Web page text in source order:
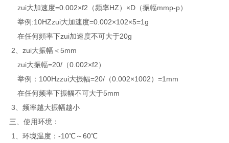
zui大加速度=0.002×f2（频率HZ）×D（振幅mmp-p）
举例:10HZzui大加速度=0.002×102×5=1g
在任何頻率下zui加速度不可大于20g
2、zui大振幅＜5mm
zui大振幅=20/（0.002×f2）
举例：100Hzzui大振幅=20/（0.002×1002）=1mm
在任何频率下振幅不可大于5mm
3、频率越大振幅越小
三、使用环境：
1、环境温度：-10℃～60℃